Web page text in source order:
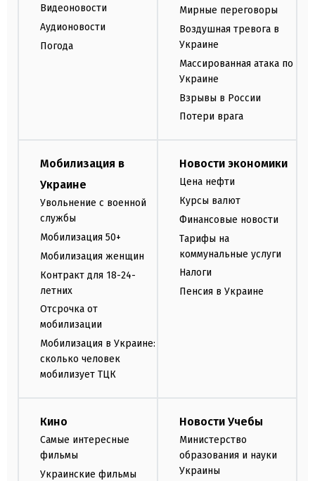
Видеоновости
Аудионовости
Погода
Мирные переговоры
Воздушная тревога в
Украине
Массированная атака по
Украине
Взрывы в России
Потери врага
Мобилизация в
Украине
Увольнение с военной
службы
Мобилизация 50+
Мобилизация женщин
Контракт для 18-24-
летних
Отсрочка от
мобилизации
Мобилизация в Украине:
сколько человек
мобилизует ТЦК
Новости экономики
Цена нефти
Курсы валют
Финансовые новости
Тарифы на
коммунальные услуги
Налоги
Пенсия в Украине
Кино
Самые интересные
фильмы
Украинские фильмы
Новости Учебы
Министерство
образования и науки
Украины